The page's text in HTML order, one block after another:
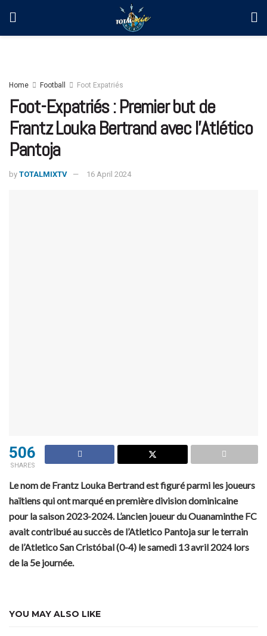
Home Football Foot Expatriés
Foot-Expatriés : Premier but de
Frantz Louka Bertrand avec l’Atlético
Pantoja
by TOTALMIXTV 16 April 2024
506
SHARES
Le nom de Frantz Louka Bertrand est figuré parmi les joueurs
haïtiens qui ont marqué en première division dominicaine
pour la saison 2023-2024. L’ancien joueur du Ouanaminthe FC
avait contribué au succès de l’Atletico Pantoja sur le terrain
de l’Atletico San Cristóbal (0-4) le samedi 13 avril 2024 lors
de la 5e journée.
YOU MAY ALSO LIKE